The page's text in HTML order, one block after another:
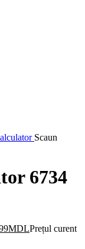
Scaun
6734
MDLPrețul curent